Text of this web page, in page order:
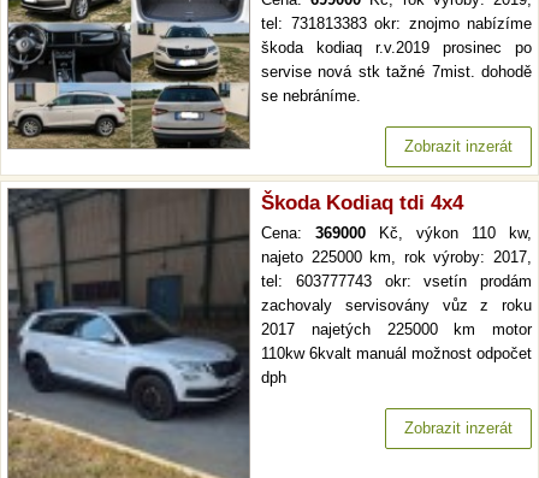
tel: 731813383 okr: znojmo nabízíme
škoda kodiaq r.v.2019 prosinec po
servise nová stk tažné 7mist. dohodě
se nebráníme.
Zobrazit inzerát
Škoda Kodiaq tdi 4x4
Cena: 369000 Kč, výkon 110 kw,
najeto 225000 km, rok výroby: 2017,
tel: 603777743 okr: vsetín prodám
zachovaly servisovány vůz z roku
2017 najetých 225000 km motor
110kw 6kvalt manuál možnost odpočet
dph
Zobrazit inzerát